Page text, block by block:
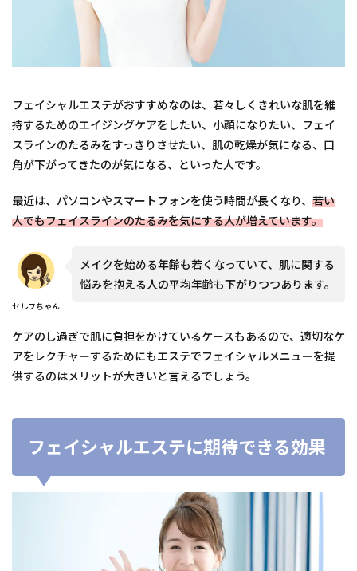
フェイシャルエステがおすすめなのは、若々しくきれいな肌を維
持するためのエイジングケアをしたい、小顔になりたい、フェイ
スラインのたるみをすっきりさせたい、肌の乾燥が気になる、口
角が下がってきたのが気になる、といった人です。
最近は、パソコンやスマートフォンを使う時間が長くなり、 若い
人でもフェイスラインのたるみを気にする人が増えています。
セルフちゃん
メイクを始める年齢も若くなっていて、肌に関する
悩みを抱える人の平均年齢も下がりつつあります。
ケアのし過ぎで肌に負担をかけているケースもあるので、適切なケ
アをレクチャーするためにもエステでフェイシャルメニューを提
供するのはメリットが大きいと言えるでしょう。
フェイシャルエステに期待できる効果